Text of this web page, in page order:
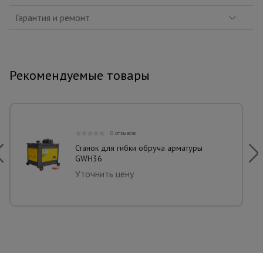
Гарантия и ремонт
Рекомендуемые товары
0 отзывов
Станок для гибки обруча арматуры
GWH36
Уточнить цену